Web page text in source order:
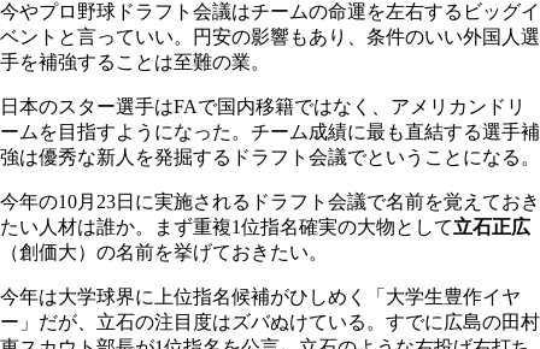
今やプロ野球ドラフト会議はチームの命運を左右するビッグイ
ベントと言っていい。円安の影響もあり、条件のいい外国人選
手を補強することは至難の業。
日本のスター選手はFAで国内移籍ではなく、アメリカンドリ
ームを目指すようになった。チーム成績に最も直結する選手補
強は優秀な新人を発掘するドラフト会議でということになる。
今年の10月23日に実施されるドラフト会議で名前を覚えておき
たい人材は誰か。まず重複1位指名確実の大物として立石正広
（創価大）の名前を挙げておきたい。
今年は大学球界に上位指名候補がひしめく「大学生豊作イヤ
ー」だが、立石の注目度はズバぬけている。すでに広島の田村